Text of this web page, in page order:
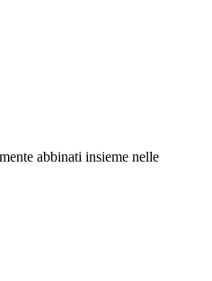
abbinati insieme nelle